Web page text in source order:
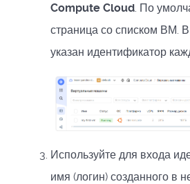
Compute Cloud. По
страница со списком ВМ.
указан идентификатор
Используйте для входа
имя (логин) созданного в